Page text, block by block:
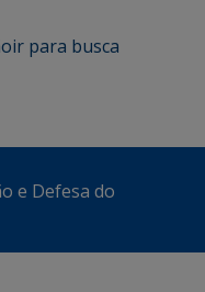
ir para busca
e Defesa do